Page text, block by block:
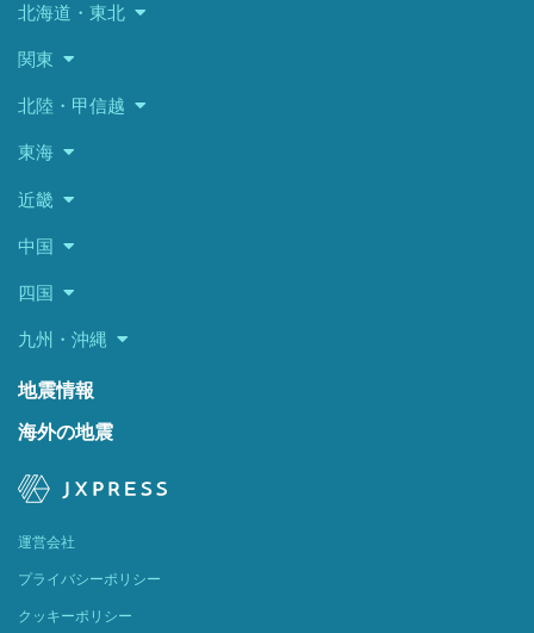
北海道・東北
関東
北陸・甲信越
東海
近畿
中国
四国
九州・沖縄
地震情報
海外の地震
運営会社
プライバシーポリシー
クッキーポリシー